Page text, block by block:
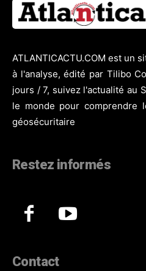
ATLANTICACTU.COM est un
à l'analyse, édité par Tilibo
jours / 7, suivez l'actualité au
le monde pour comprendre
géosécuritaire
Restez informés
Contact